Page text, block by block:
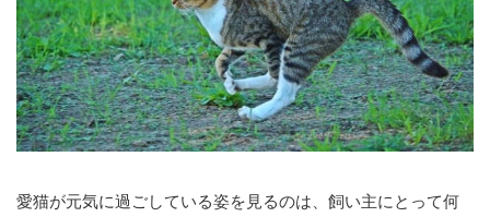
愛猫が元気に過ごしている姿を見るのは、飼い主にとって何